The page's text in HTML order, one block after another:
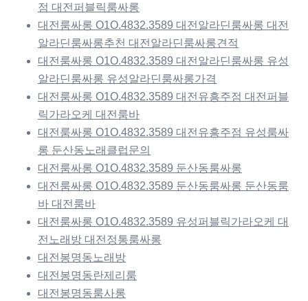
점 대전퍼블릭룸싸롱
대전룸싸롱 O1O.4832.3589 대전알라딘룸싸롱 대전
알라딘룸싸롱추천 대전알라딘룸싸롱견적
대전룸싸롱 O1O.4832.3589 대전알라딘룸싸롱 유성
알라딘룸싸롱 유성알라딘룸싸롱가격
대전룸싸롱 O1O.4832.3589 대전유흥주점 대전퍼블
릭가라오케 대전룸바
대전룸싸롱 O1O.4832.3589 대전유흥주점 유성룸싸
롱 둔산동노래클럽문의
대전룸싸롱 O1O.4832.3589 둔산동룸싸롱
대전룸싸롱 O1O.4832.3589 둔산동룸싸롱 둔산동룸
바 대전룸바
대전룸싸롱 O1O.4832.3589 유성퍼블릭가라오케 대
전노래방 대전정통룸싸롱
대전봉명동노래방
대전봉명동란제리룸
대전봉명동룸사롱